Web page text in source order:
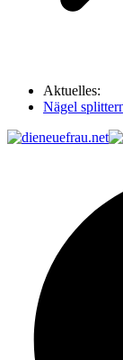
Aktuelles:
Nägel